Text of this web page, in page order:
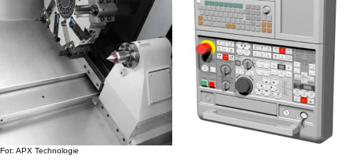
Fot: APX Technologie